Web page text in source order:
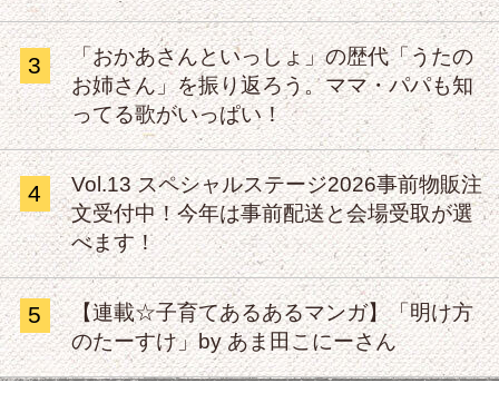
3
「おかあさんといっしょ」の歴代「うたの
お姉さん」を振り返ろう。ママ・パパも知
ってる歌がいっぱい！
4
Vol.13 スペシャルステージ2026事前物販注
文受付中！今年は事前配送と会場受取が選
べます！
5
【連載☆子育てあるあるマンガ】「明け方
のたーすけ」by あま田こにーさん